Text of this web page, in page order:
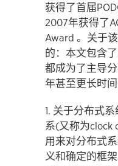
获得了首届
2007年获得了
Award 。关于
的：本文包含
都成为了主导
年甚至更长时间
1. 关于分布式
系(又称为clock
用来对分布式
义和确定的框